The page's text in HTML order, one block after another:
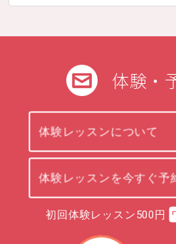
体験・
体験レッスンについて
体験レッスンを今すぐ予
初回体験レッスン500円